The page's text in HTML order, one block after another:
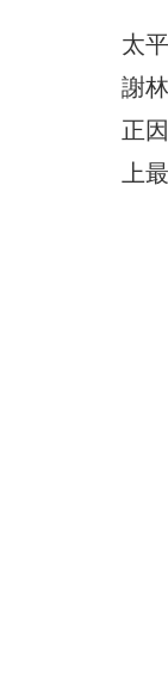
太
謝
正
上